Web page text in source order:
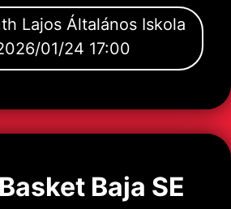
Lajos Általános Iskola
01/24 17:00
Baja SE